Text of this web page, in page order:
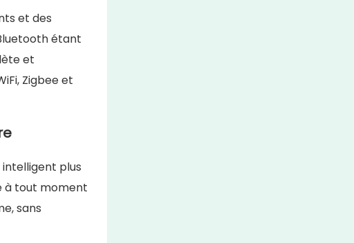
et des
étant
et
Zigbee et
plus
à tout moment
sans